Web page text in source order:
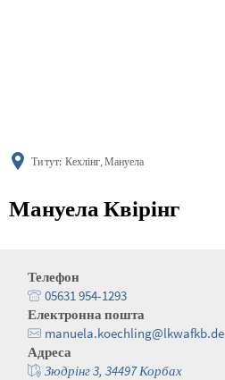
Ти тут: Кехлінг, Мануела
Мануела Квірінг
Телефон
05631 954-1293
Електронна пошта
manuela.koechling@lkwafkb.de
Адреса
Зюдрінг 3, 34497 Корбах